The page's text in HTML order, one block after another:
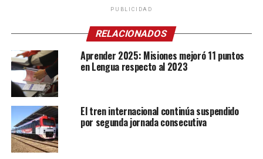
PUBLICIDAD
RELACIONADOS
Aprender 2025: Misiones mejoró 11 puntos
en Lengua respecto al 2023
El tren internacional continúa suspendido
por segunda jornada consecutiva